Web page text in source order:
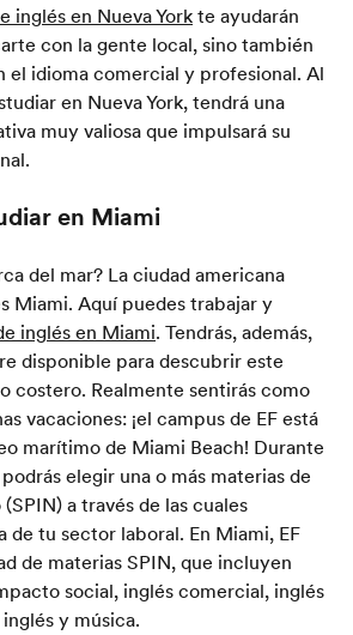
inglés en Nueva Yorkte ayudarán
con la gente local, sino también
el idioma comercial y profesional. Al
en Nueva York, tendrá una
muy valiosa que impulsará su
en Miami
del mar? La ciudad americana
Miami. Aquí puedes trabajar y
inglés en Miami. Tendrás, además,
disponible para descubrir este
costero. Realmente sentirás como
vacaciones: ¡el campus de EF está
marítimo de Miami Beach! Durante
elegir una o más materias de
a través de las cuales
de tu sector laboral. En Miami, EF
de materias SPIN, que incluyen
social, inglés comercial, inglés
y música.